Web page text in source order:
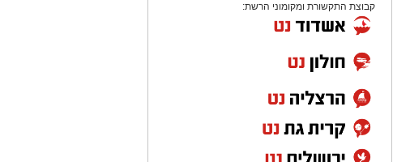
קבוצת התקשורת ומקומוני הרשת: